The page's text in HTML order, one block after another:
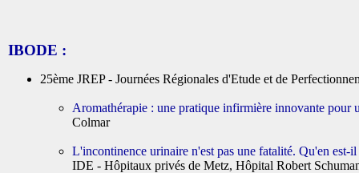
IBODE :
25ème JREP - Journées Régionales d'Etude et de
Aromathérapie : une pratique infirmière innovante pour
Colmar
L'incontinence urinaire n'est pas une fatalité. Qu'en est-
IDE - Hôpitaux privés de Metz, Hôpital Robert